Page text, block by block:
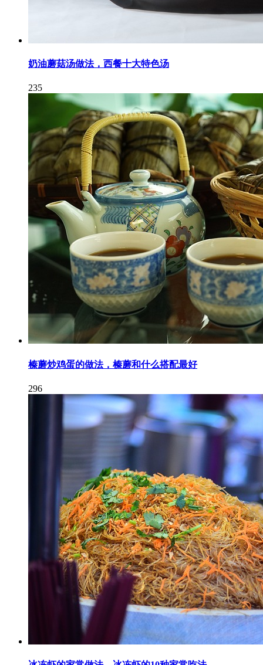
奶油蘑菇汤做法，西餐十大特色汤
235
榛蘑炒鸡蛋的做法，榛蘑和什么搭配最好
296